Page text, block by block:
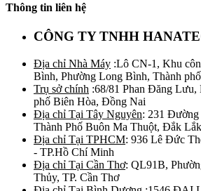
Thông tin liên hệ
CÔNG TY TNHH
Địa chỉ Nhà Máy :Lô CN-1, Khu
Bình, Phường Long Bình, Thành
Trụ sở chính :68/81 Phan Đăng
phố Biên Hòa, Đồng Nai
Địa chỉ Tại Tây Nguyên: 231 Đường
Thành Phố Buôn Ma Thuột, Đắk Lắk
Địa chỉ Tại TPHCM: 936 Lê Đức
- TP.Hồ Chí Minh
Địa chỉ Tại Cần Thơ: QL91B,
Thủy, TP. Cần Thơ